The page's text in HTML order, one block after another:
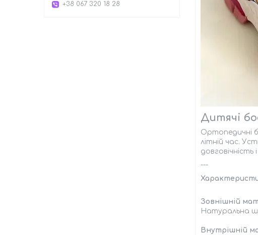
Дитячі
Ортопедичні
літній час.
довговічність
---
Зовнішній
Натуральна
Внутрішній
+38 067 320 18 28